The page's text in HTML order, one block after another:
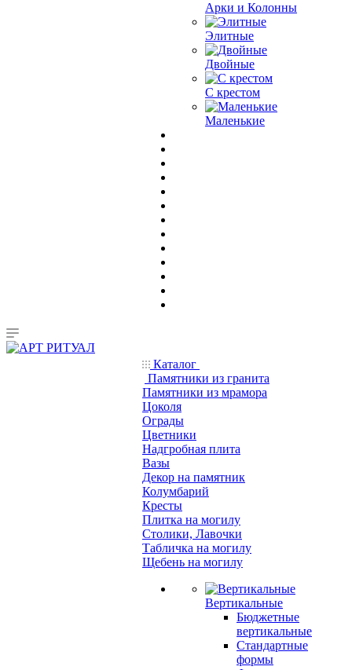
Арки и Колонны
Элитные
Двойные
С крестом
Маленькие
Каталог
Памятники из гранита
Памятники из мрамора
Цоколя
Ограды
Цветники
Надгробная плита
Вазы
Декор на памятник
Колумбарий
Кресты
Плитка на могилу
Столики, Лавочки
Табличка на могилу
Щебень на могилу
Вертикальные
Бюджетные
вертикальные
Стандартные
формы